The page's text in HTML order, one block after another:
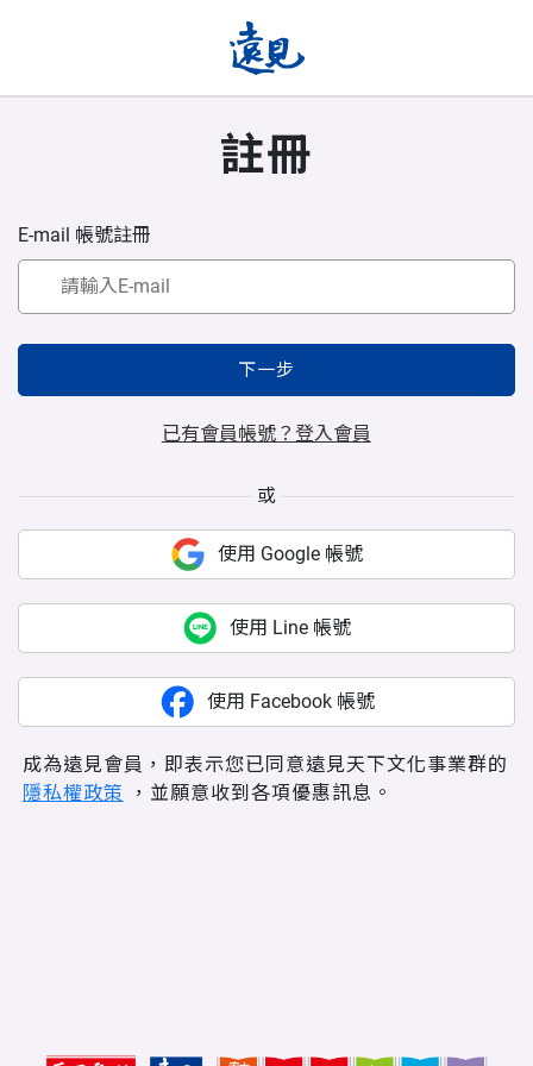
註冊
E-mail 帳號註冊
下一步
已有會員帳號？登入會員
或
使用 Google 帳號
使用 Line 帳號
使用 Facebook 帳號
成為遠見會員，即表示您已同意遠見天下文化事業群的
隱私權政策 ，並願意收到各項優惠訊息。